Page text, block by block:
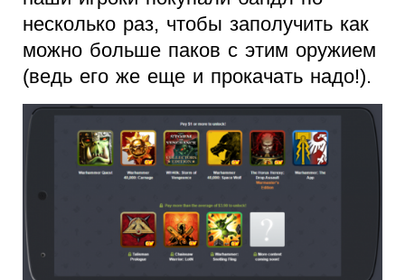
несколько раз, чтобы заполучить как
можно больше паков с этим оружием
(ведь его же еще и прокачать надо!).